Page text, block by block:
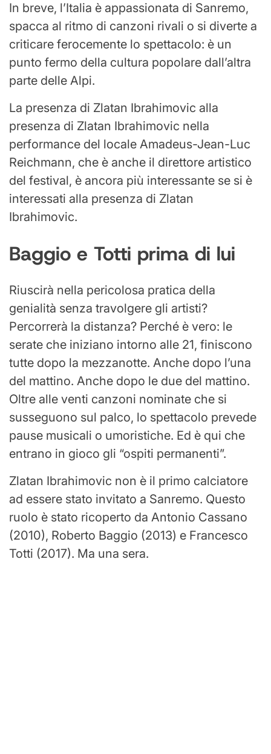
In breve, l’Italia è appassionata di Sanremo,
spacca al ritmo di canzoni rivali o si diverte a
criticare ferocemente lo spettacolo: è un
punto fermo della cultura popolare dall’altra
parte delle Alpi.
La presenza di Zlatan Ibrahimovic alla
presenza di Zlatan Ibrahimovic nella
performance del locale Amadeus-Jean-Luc
Reichmann, che è anche il direttore artistico
del festival, è ancora più interessante se si è
interessati alla presenza di Zlatan
Ibrahimovic.
Baggio e Totti prima di lui
Riuscirà nella pericolosa pratica della
genialità senza travolgere gli artisti?
Percorrerà la distanza? Perché è vero: le
serate che iniziano intorno alle 21, finiscono
tutte dopo la mezzanotte. Anche dopo l’una
del mattino. Anche dopo le due del mattino.
Oltre alle venti canzoni nominate che si
susseguono sul palco, lo spettacolo prevede
pause musicali o umoristiche. Ed è qui che
entrano in gioco gli “ospiti permanenti”.
Zlatan Ibrahimovic non è il primo calciatore
ad essere stato invitato a Sanremo. Questo
ruolo è stato ricoperto da Antonio Cassano
(2010), Roberto Baggio (2013) e Francesco
Totti (2017). Ma una sera.